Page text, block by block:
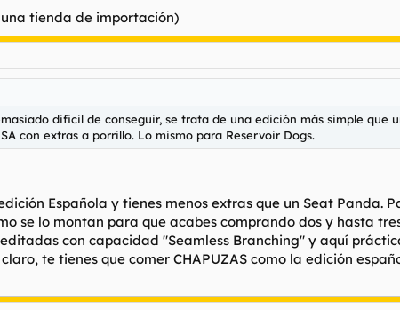
una tienda de importación)
dificil de conseguir, se trata de una edición más simple que
con extras a porrillo. Lo mismo para Reservoir Dogs.
Española y tienes menos extras que un Seat Panda.
se lo montan para que acabes comprando dos y hasta
con capacidad "Seamless Branching" y aquí
te tienes que comer CHAPUZAS como la edición